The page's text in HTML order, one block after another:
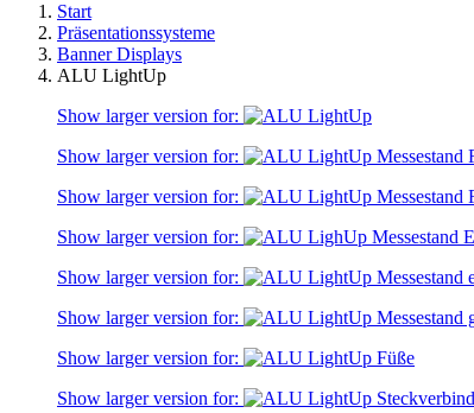
Start
Präsentationssysteme
Banner Displays
ALU LightUp
Show larger version for:
Show larger version for:
Show larger version for:
Show larger version for:
Show larger version for:
Show larger version for:
Show larger version for:
Show larger version for: